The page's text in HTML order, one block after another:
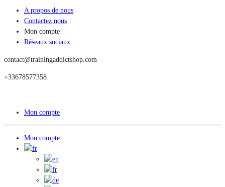
A propos de nous
Contactez nous
Mon compte
Réseaux sociaux
contact@trainingaddictshop.com
+33678577358
Mon compte
Mon compte